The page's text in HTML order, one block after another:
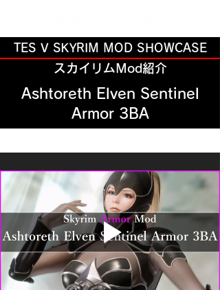
TES V SKYRIM MOD SHOWCASE
スカイリムMod紹介
Ashtoreth Elven Sentinel
Armor 3BA